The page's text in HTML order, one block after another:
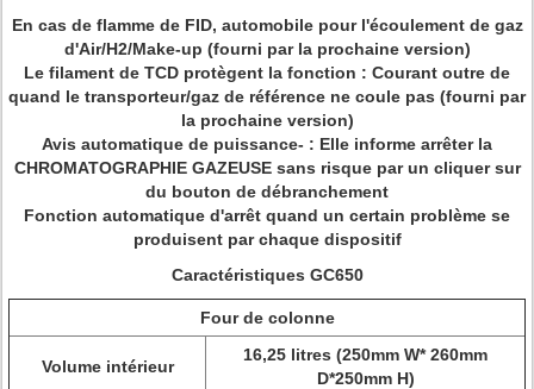
En cas de flamme de FID, automobile pour l'écoulement de gaz
d'Air/H2/Make-up (fourni par la prochaine version)
Le filament de TCD protègent la fonction : Courant outre de
quand le transporteur/gaz de référence ne coule pas (fourni par
la prochaine version)
Avis automatique de puissance- : Elle informe arrêter la
CHROMATOGRAPHIE GAZEUSE sans risque par un cliquer sur
du bouton de débranchement
Fonction automatique d'arrêt quand un certain problème se
produisent par chaque dispositif
Caractéristiques GC650
Four de colonne
Volume intérieur
16,25 litres (250mm W* 260mm
D*250mm H)